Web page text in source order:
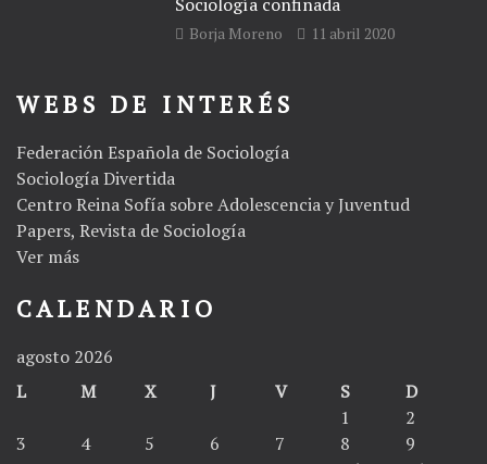
Borja Moreno 11 abril 2020
WEBS DE INTERÉS
Federación Española de Sociología
Sociología Divertida
Centro Reina Sofía sobre Adolescencia y Juventud
Papers, Revista de Sociología
Ver más
CALENDARIO
agosto 2026
L
M X J V S
D
1
2
3
4 5 6 7 8
9